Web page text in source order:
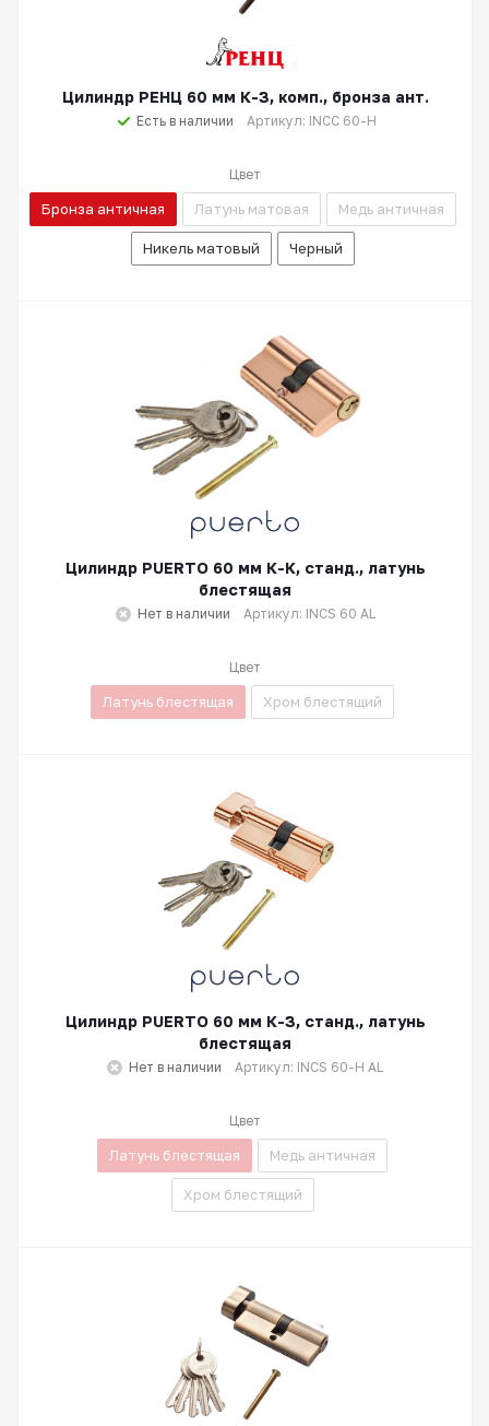
Цилиндр РЕНЦ 60 мм К-З, комп., бронза ант.
Есть в наличии Артикул: INCC 60-H
Цвет
Бронза античная Латунь матовая Медь античная
Никель матовый Черный
Цилиндр PUERTO 60 мм К-К, станд., латунь
блестящая
Нет в наличии Артикул: INCS 60 AL
Цвет
Латунь блестящая Хром блестящий
Цилиндр PUERTO 60 мм К-З, станд., латунь
блестящая
Нет в наличии Артикул: INCS 60-H AL
Цвет
Латунь блестящая Медь античная
Хром блестящий